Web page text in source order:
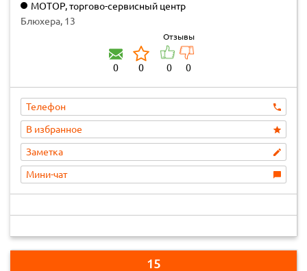
МОТОР, торгово-сервисный центр
Блюхера, 13
0 0
Отзывы
0 0
Телефон
В избранное
Заметка
Мини-чат
15